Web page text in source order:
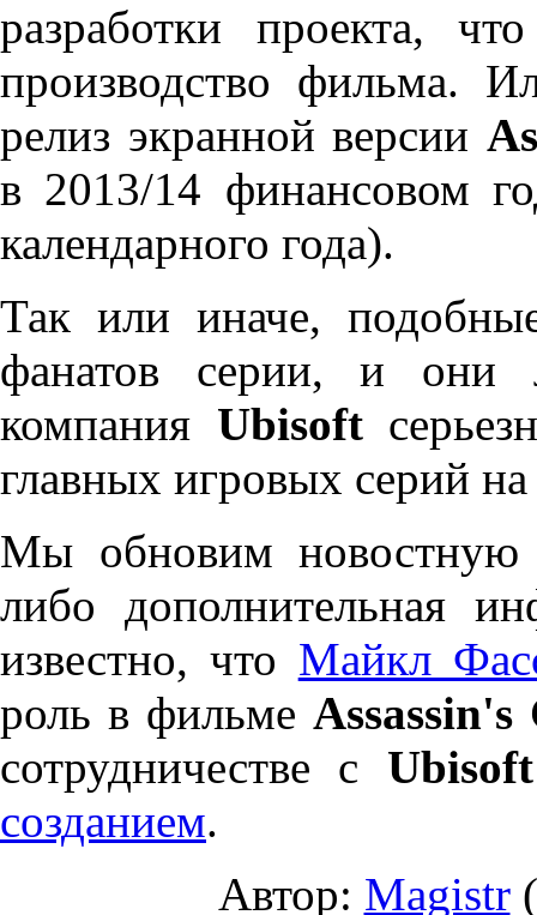
разработки проекта,
производство фильма.
релиз экранной версии
в 2013/14 финансовом
календарного года).
Так или иначе,
фанатов серии, и они
компания Ubisoft
главных игровых серий
Мы обновим новостную
либо дополнительная
известно, что Майкл
роль в фильме Assassin's
сотрудничестве с
созданием.
Автор: Magistr